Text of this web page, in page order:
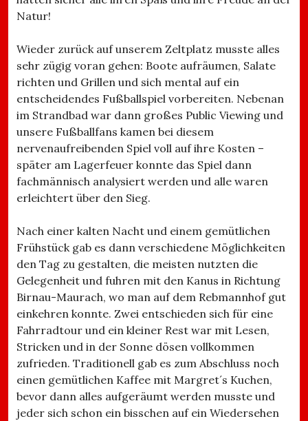
Natur!
Wieder zurück auf unserem Zeltplatz musste alles
sehr zügig voran gehen: Boote aufräumen, Salate
richten und Grillen und sich mental auf ein
entscheidendes Fußballspiel vorbereiten. Nebenan
im Strandbad war dann großes Public Viewing und
unsere Fußballfans kamen bei diesem
nervenaufreibenden Spiel voll auf ihre Kosten –
später am Lagerfeuer konnte das Spiel dann
fachmännisch analysiert werden und alle waren
erleichtert über den Sieg.
Nach einer kalten Nacht und einem gemütlichen
Frühstück gab es dann verschiedene Möglichkeiten
den Tag zu gestalten, die meisten nutzten die
Gelegenheit und fuhren mit den Kanus in Richtung
Birnau-Maurach, wo man auf dem Rebmannhof gut
einkehren konnte. Zwei entschieden sich für eine
Fahrradtour und ein kleiner Rest war mit Lesen,
Stricken und in der Sonne dösen vollkommen
zufrieden. Traditionell gab es zum Abschluss noch
einen gemütlichen Kaffee mit Margret´s Kuchen,
bevor dann alles aufgeräumt werden musste und
jeder sich schon ein bisschen auf ein Wiedersehen